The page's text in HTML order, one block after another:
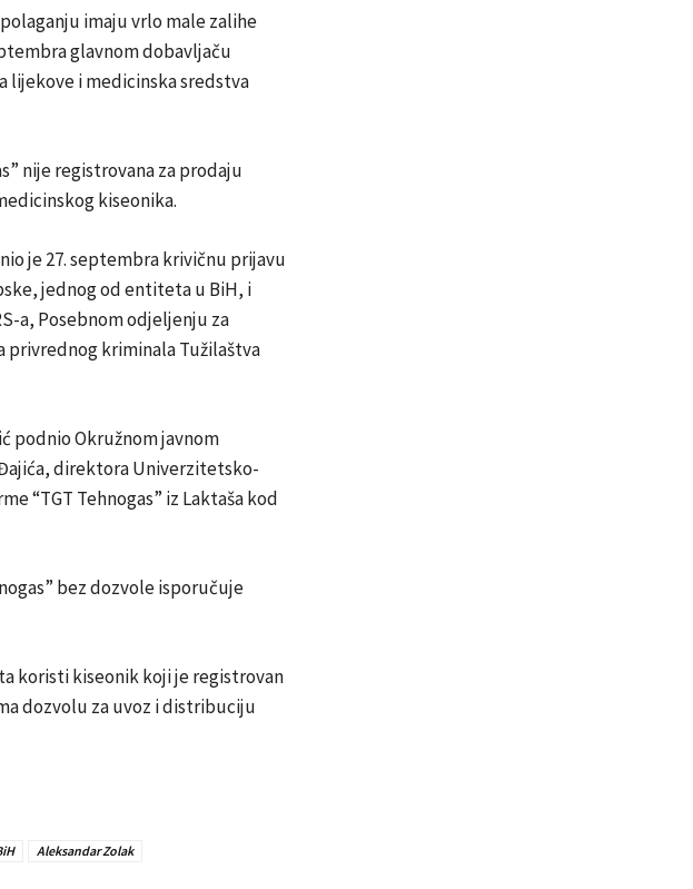
imaju vrlo male zalihe
glavnom dobavljaču
lijekove i medicinska sredstva
nije registrovana za prodaju
kiseonika.
je 27. septembra krivičnu prijavu
jednog od entiteta u BiH, i
a, Posebnom odjeljenju za
privrednog kriminala Tužilaštva
podnio Okružnom javnom
direktora Univerzitetsko-
“TGT Tehnogas” iz Laktaša kod
bez dozvole isporučuje
koristi kiseonik koji je registrovan
dozvolu za uvoz i distribuciju
Aleksandar Zolak